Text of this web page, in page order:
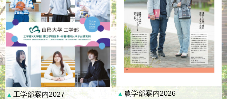
▲ 工学部案内2027 ▲ 農学部案内2026